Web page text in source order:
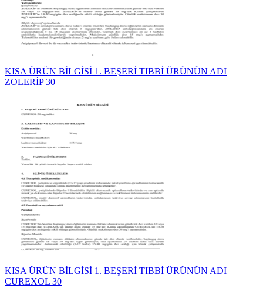
KISA ÜRÜN BİLGİSİ 1. BEŞERİ TIBBİ ÜRÜNÜN ADI
ZOLERİP 30
KISA ÜRÜN BİLGİSİ 1. BEŞERİ TIBBİ ÜRÜNÜN ADI
CUREXOL 30